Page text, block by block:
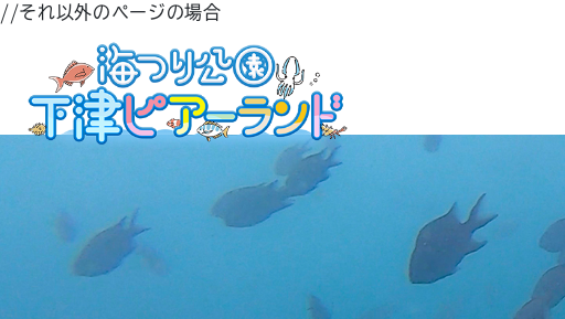
//それ以外のページの場合